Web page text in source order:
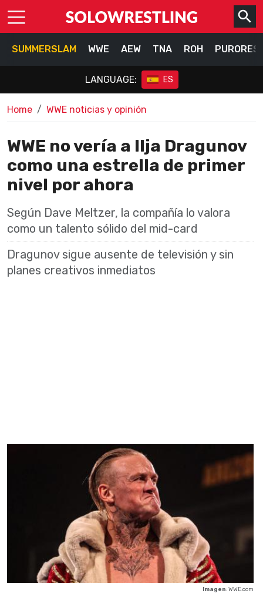
SUMMERSLAM WWE AEW TNA ROH
LANGUAGE: ES
Home WWE noticias y opinión
WWE no vería a Ilja Dragunov
como una estrella de primer
nivel por ahora
Según Dave Meltzer, la compañía lo valora
como un talento sólido del mid-card
Dragunov sigue ausente de televisión y sin
planes creativos inmediatos
Imagen: WWE.com